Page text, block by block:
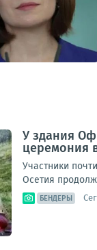
У здания
церемония
Участники
Осетия
БЕНДЕРЫ